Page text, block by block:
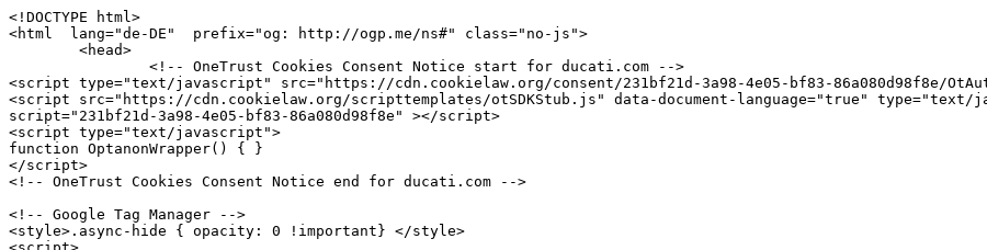
<!DOCTYPE html>
<html  lang="de-DE"  prefix="og: http://ogp.me/ns#" class="no-js">
	<head>
		<!-- OneTrust Cookies Consent Notice start for ducati.com -->
<script type="text/javascript" src="https://cdn.cookielaw.org/consent/231bf21d-3a98-4e05-bf83-86a080d98f8e/OtAutoBlock.js" ></script>
<script src="https://cdn.cookielaw.org/scripttemplates/otSDKStub.js" data-document-language="true" type="text/javascript" charset="UTF-8" data-domain-script="231bf21d-3a98-4e05-bf83-86a080d98f8e" ></script>
<script type="text/javascript">
function OptanonWrapper() { }
</script>
<!-- OneTrust Cookies Consent Notice end for ducati.com -->

<!-- Google Tag Manager -->
<style>.async-hide { opacity: 0 !important} </style>
<script>
var dataLayer = [{"sluglevel1":"s_accessories","sluglevel2":"f_ACC013014","pageTags":"s_accessories,f_ACC013014"}] || [];
(function(a,s,y,n,c,h,i,d,e){s.className+=' '+y;h.start=1*new Date;
h.end=i=function(){s.className=s.className.replace(RegExp(' ?'+y),'')};
(a[n]=a[n]||[]).hide=h;setTimeout(function(){i();h.end=null},c);h.timeout=c;
})(window,document.documentElement,'async-hide','dataLayer',4000,
{'GTM-NM3NDX3':true});
(function(w,d,s,l,i){w[l]=w[l]||[];w[l].push({'gtm.start':
new Date().getTime(),event:'gtm.js'});var f=d.getElementsByTagName(s)[0],
j=d.createElement(s),dl=l!='dataLayer'?'&l='+l:'';j.async=true;j.src=
'https://www.googletagmanager.com/gtm.js?id='+i+dl;f.parentNode.insertBefore(j,f);
})(window,document,'script','dataLayer','GTM-NM3NDX3');</script>
<!-- End Google Tag Manager -->




<meta charset="utf-8">
<meta name="viewport" content="width=device-width, initial-scale=1">

<title>Carbonfelgen. | Fahrwerk und Bremsanlagen | accessory Ducati</title>
<meta name="description" content="Wenig Gewicht, Wendigkeit und Spitzenleistung. Das sind die wesentlichen Merkmale von Carbonfelgen. Die Wahl des Materials Kohlefaser ermöglicht im Vergleich zu den serienmäßigen Felgen eine erhebliche Gewichtsreduzierung. Das Motorrad ist bei Richtungswechseln wendiger und agiler, was für Präzision sorgt und es beim Fahren „fügsamer“ macht. Das unverzichtbare Zubehör, das dem Fahrer ein einzigartiges Gefühl und ein auf einer Wellenlänge mit dem Ducati Stil liegendes Feeling geben.">
<link rel="canonical" href="https://www.ducati.com/de/de/accessories/ACC013014">

	<link rel="alternate" hreflang="de-DE" href="https://www.ducati.com/de/de/accessories/ACC013014">

	<link rel="alternate" hreflang="x-default" href="https://www.ducati.com/ww/en/accessories/ACC013014">

	<link rel="alternate" hreflang="es-AR" href="https://www.ducati.com/ar/es/accesorios/ACC013014">

	<link rel="alternate" hreflang="en-AU" href="https://www.ducati.com/au/en/accessories/ACC013014">

	<link rel="alternate" hreflang="nl-BE" href="https://www.ducati.com/be/nl/accessoires/ACC013014">

	<link rel="alternate" hreflang="fr-BE" href="https://www.ducati.com/be/fr/accessoires/ACC013014">

	<link rel="alternate" hreflang="pt-BR" href="https://www.ducati.com/br/pt/acessorios/ACC013014">

	<link rel="alternate" hreflang="en-CA" href="https://www.ducati.com/ca/en/accessories/ACC013014">

	<link rel="alternate" hreflang="fr-CA" href="https://www.ducati.com/ca/fr/accessoires/ACC013014">

	<link rel="alternate" hreflang="es-ES" href="https://www.ducati.com/es/es/accesorios/ACC013014">

	<link rel="alternate" hreflang="fr-FR" href="https://www.ducati.com/fr/fr/accessoires/ACC013014">

	<link rel="alternate" hreflang="en-IN" href="https://www.ducati.com/in/en/accessories/ACC013014">

	<link rel="alternate" hreflang="it-IT" href="https://www.ducati.com/it/it/accessori/ACC013014">

	<link rel="alternate" hreflang="ja-JP" href="https://www.ducati.com/jp/ja/accessories/ACC013014">

	<link rel="alternate" hreflang="es-MX" href="https://www.ducati.com/mx/es/accesorios/ACC013014">

	<link rel="alternate" hreflang="nl-NL" href="https://www.ducati.com/nl/nl/accessoires/ACC013014">

	<link rel="alternate" hreflang="de-CH" href="https://www.ducati.com/ch/de/accessories/ACC013014">

	<link rel="alternate" hreflang="it-CH" href="https://www.ducati.com/ch/it/accessori/ACC013014">

	<link rel="alternate" hreflang="fr-CH" href="https://www.ducati.com/ch/fr/accessoires/ACC013014">

	<link rel="alternate" hreflang="th-TH" href="https://www.ducati.com/th/th/accessories/ACC013014">

	<link rel="alternate" hreflang="en-GB" href="https://www.ducati.com/gb/en/accessories/ACC013014">

	<link rel="alternate" hreflang="en-US" href="https://www.ducati.com/us/en/accessories/ACC013014">


<link rel="icon" href="https://www.ducati.com/favicon.ico" type="image/x-icon">
<link rel="shortcut icon" href="https://www.ducati.com/favicon.ico" type="image/x-icon">

<meta property="og:title" content="Carbonfelgen. | Fahrwerk und Bremsanlagen | accessory Ducati">
<meta property="og:description" content="Wenig Gewicht, Wendigkeit und Spitzenleistung. Das sind die wesentlichen Merkmale von Carbonfelgen. Die Wahl des Materials Kohlefaser ermöglicht im Vergleich zu den serienmäßigen Felgen eine erhebliche Gewichtsreduzierung. Das Motorrad ist bei Richtungswechseln wendiger und agiler, was für Präzision sorgt und es beim Fahren „fügsamer“ macht. Das unverzichtbare Zubehör, das dem Fahrer ein einzigartiges Gefühl und ein auf einer Wellenlänge mit dem Ducati Stil liegendes Feeling geben.">
<meta property="og:type" content="article">
<meta property="og:url" content="https://www.ducati.com/de/de/accessories/ACC013014">
<meta property="og:image" content="https://media.ducati.com/EPCResources/GRAPHICS/immagini_accessori/49/49BD6802715B4E5339815318AB65F2C7.png">
<meta property="og:image:width" content="">
<meta property="og:image:height" content="">
<meta property="og:locale" content="de_DE">
<meta property="og:site_name" content="">

<meta name="twitter:card" content="summary_large_image">
<meta name="twitter:site" content="@DucatiMotor">
<meta name="twitter:title" content="Carbonfelgen. | Fahrwerk und Bremsanlagen | accessory Ducati">
<meta name="twitter:description" content="Wenig Gewicht, Wendigkeit und Spitzenleistung. Das sind die wesentlichen Merkmale von Carbonfelgen. Die Wahl des Materials Kohlefaser ermöglicht im Vergleich zu den serienmäßigen Felgen eine erhebliche Gewichtsreduzierung. Das Motorrad ist bei Richtungswechseln wendiger und agiler, was für Präzision sorgt und es beim Fahren „fügsamer“ macht. Das unverzichtbare Zubehör, das dem Fahrer ein einzigartiges Gefühl und ein auf einer Wellenlänge mit dem Ducati Stil liegendes Feeling geben.">
<meta name="twitter:image" content="https://media.ducati.com/EPCResources/GRAPHICS/immagini_accessori/49/49BD6802715B4E5339815318AB65F2C7.png">
<meta name="twitter:url" content="https://www.ducati.com/de/de/accessories/ACC013014">



<link rel="stylesheet" type="text/css" href="https://assets.prd.site.awsducati.com/dist/0.39.5/assets/css/ducati.css">






<script src="https://use.typekit.net/uhm8ljm.js"></script>
<script>try{Typekit.load({ async: true });}catch(e){}</script>

<script>var dlabels = {
fitsOn: "", multiFit: "", updateDate: "",
recallsNumber: "", contactDealer: "", documentDonwload: "",
noDocumentsFound: "", recallStatus: "", model: "",
recallNum: "", nhtsaIdNumber: "", newsletterServiceError: "",
loadMore: "", noResults: "", safetyRecallsNumber: "",
updateRecallsNumber: "", nhtsaNotificationDate: "",
noSafetyCampaignNumber: "", campaignStatus: "",
viewAll: "", doc: { subscriptionLabel: "Jetzt anmelden", dealerWebsiteText: "Website",
dealerLinkText: "So erreichen Sie uns", contactCta: "Kontakt Club", apprel: { category: "",
subcategory: "" } }, specifyAdditionalInfo: "",
profileSportOtherFollowedRequired: "",
profileSportOtherPracticedRequired: "",
profilePersonalInfoHeightInvalid: "", invalidDate: "",
mustBeAdult: "", requiredField: "", invalidPostalCode: "",
invalidMobilePhone: "", brand: "", family: "", year: "",
yearOfPurchase: "", removeBike: "", verifyingOwnership: "",
declaredOwnership: "", certifiedOwnership: "",
availableDownloads: "", notCertifiedMessage: "",
waitingCertifiedMessage: "", certifyYourBike: "",
modalMessage: "", areYouStillInPossession: "",
addImage: "", askBeforeDelete: "", reset: "",
ducatiCard: "", minLengthError: "", maxLengthError: "",
certifiedMessage: "", delete: "",
removeConfigurationAreYouSure: "", removeConfiguration: "",
configurationCreatedByDealer: "", shareYourDucatiTweetText: "",
shareYourDucati: "", share: "", contactDealer: "",
dealerInfo: "", edit: "", view: "", price: "",
modifiedAt: "", createdAt: "", dealer: "",
newConfiguration: "", cancel: "", invalidClub: "",
profilePersonalinfoLabelAddress: "",
profilePersonalinfoLabelCity: "", status: "",
profilePersonalinfoLabelEmail: "", president: "",
yourLatestBike: "", goToGarage: "",
subscriptionRequestStatus: { active: "", lead: "" },
showTicketText: "", printTicket: "", addToCalendar: "",
eventInfo: "", manageTicket: "",
viewTicket: "", viewTickets: "", event: "",
date: "", invalidCidMessage: "", existingCidMessage: "",
nextEventsEmtpyStatus: "", pastEventsEmptyStatus: "",
updateRecallCampaign: "", ducatiWarranty: "",
frameNumber: "", warrantyStartDate: "",
ducatiWarrantyType: "", warrantyEndDate: "",
nextDeadlines: "", carriedOut: "",
transparentMaintenance: "", digitalMaintenance: "",
ducatiWarrantyAndDigitalMaintenance: "",
noRecallCampaignsForThisBike: "", campaignNumber: "",
nhtsNumber: "", securityRecallCampaign: "",
orPreposition: "", carriedOutMessage: "",
nextDeadlinesMessage: "",
needAssistance: "", notes: "",
warrantyMessage: "", intervention: "",
warrantyNames: {  },
warrantyNotes: {  },
serviceTypes: {  },
yourOrder: "",
descriptionOrder: "",
needAssistanceForOrder: "",
videoTutorial: "",
deliveryScheduled: "",
yourLatestOrder: "",
productPropertiesAttachments: "Download",
loyalty: { privacyForm: { successTitle: "", successText: "",
genericError: "" }, inviteFriends: {success: "",
genericError:""}, error1008: "",
error1009: "", error1010: "",
error1011: "", error1012: "", error1013: "" },
addOwnedEbike: "",
addYourDucatiEbike: ""